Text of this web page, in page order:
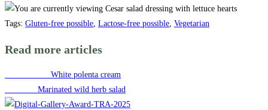
Tags: Gluten-free possible, Lactose-free possible, Vegetarian
Read more articles
White polenta cream
Marinated wild herb salad